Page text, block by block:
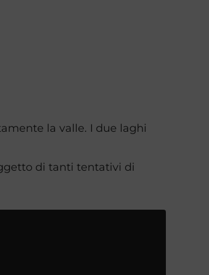
la valle. I due laghi
di tanti tentativi di